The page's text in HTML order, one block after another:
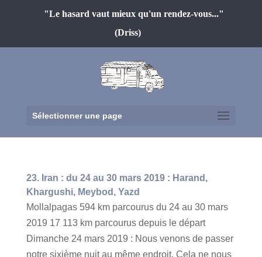
"Le hasard vaut mieux qu'un rendez-vous..."
(Driss)
Sélectionner une page
23. Iran : du 24 au 30 mars 2019 : Harand,
Khargushi, Meybod, Yazd
Mollalpagas 594 km parcourus du 24 au 30 mars
2019 17 113 km parcourus depuis le départ
Dimanche 24 mars 2019 : Nous venons de passer
notre sixième nuit au même endroit. Cela ne nous